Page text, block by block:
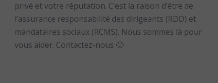
privé et votre réputation. C’est la raison d’être de
l’assurance responsabilité des dirigeants (RDD) et
mandataires sociaux (RCMS). Nous sommes là pour
vous aider. Contactez-nous 🙂